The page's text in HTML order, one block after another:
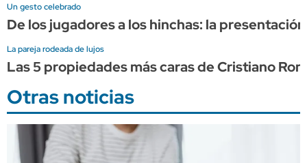
Un gesto celebrado
De los jugadores a los hinchas: la
La pareja rodeada de lujos
Las 5 propiedades más caras de Cristiano
Otras noticias